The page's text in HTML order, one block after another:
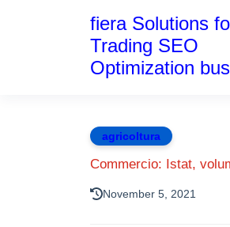
fiera Solutions
Trading SEO
Optimization
agricoltura
Commercio: Istat,
November 5, 2021